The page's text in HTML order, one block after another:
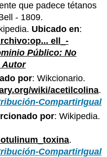
que padece tétanos
- 1809.
Ubicado en:
ell_-
Público: No
Autor
por: Wikcionario.
wiki/acetilcolina.
CompartirIgual
por: Wikipedia.
.
CompartirIgual